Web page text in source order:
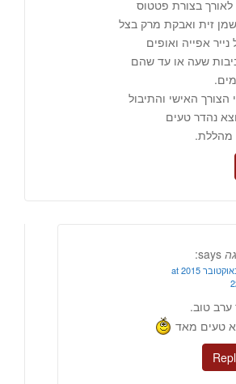
לאורך בצורת פטטוס
זית ואבקת מרק בצל
אפייה ואופים
שעה או עד שהם
הצורך האישי והתיבול
נהדר טעים
says:
31 באוקטובר 2015 at
ערב טוב.
טעים מאד